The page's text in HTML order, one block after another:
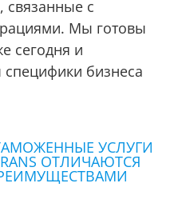
связанные с
Мы готовы
сегодня и
бизнеса
УСЛУГИ
ОТЛИЧАЮТСЯ